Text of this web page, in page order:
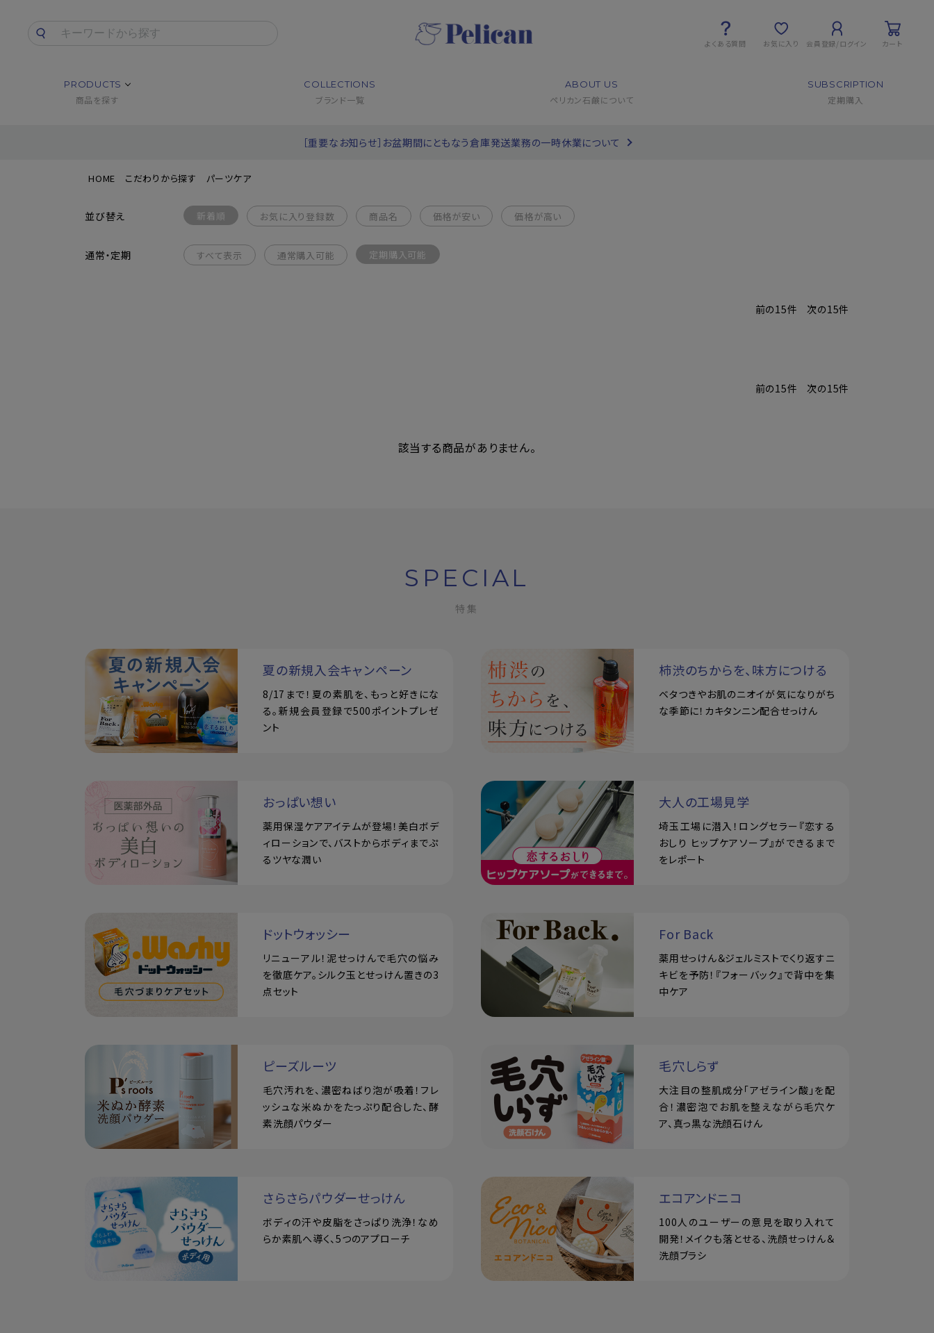
よくある質問 お気に入り 会員登録/ログイン カート
PRODUCTS
商品を探す
COLLECTIONS
ブランド一覧
ABOUT US
ペリカン石鹸について
SUBSCRIPTION
定期購入
［重要なお知らせ］お盆期間にともなう倉庫発送業務の一時休業について
HOME こだわりから探す パーツケア
並び替え 新着順 お気に入り登録数 商品名 価格が安い 価格が高い
通常・定期 すべて表示 通常購入可能 定期購入可能
前の15件 次の15件
前の15件 次の15件
該当する商品がありません。
SPECIAL
特集
夏の新規入会キャンペーン
8/17まで！夏の素肌を、もっと好きにな
る。新規会員登録で500ポイントプレゼ
ント
柿渋のちからを、味方につける
ベタつきやお肌のニオイが気になりがち
な季節に！カキタンニン配合せっけん
おっぱい想い
薬用保湿ケアアイテムが登場！美白ボデ
ィローションで、バストからボディまでぷ
るツヤな潤い
大人の工場見学
埼玉工場に潜入！ロングセラー『恋する
おしり ヒップケアソープ』ができるまで
をレポート
ドットウォッシー
リニューアル！泥せっけんで毛穴の悩み
を徹底ケア。シルク玉とせっけん置きの3
点セット
For Back
薬用せっけん＆ジェルミストでくり返すニ
キビを予防！『フォーバック』で背中を集
中ケア
ピーズルーツ
毛穴汚れを、濃密ねばり泡が吸着！フレ
ッシュな米ぬかをたっぷり配合した、酵
素洗顔パウダー
毛穴しらず
大注目の整肌成分「アゼライン酸」を配
合！濃密泡でお肌を整えながら毛穴ケ
ア、真っ黒な洗顔石けん
さらさらパウダーせっけん
ボディの汗や皮脂をさっぱり洗浄！なめ
らか素肌へ導く、5つのアプローチ
エコアンドニコ
100人のユーザーの意見を取り入れて
開発！メイクも落とせる、洗顔せっけん＆
洗顔ブラシ